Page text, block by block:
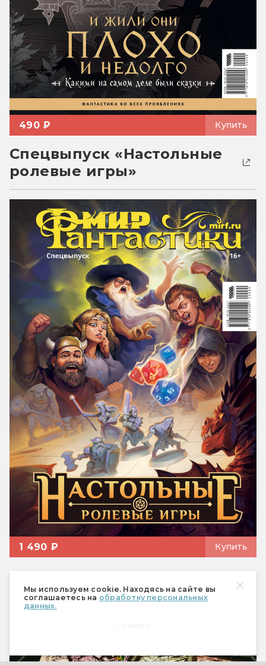
Мы используем cookie. Находясь на сайте вы
соглашаетесь на обработку персональных
данных.
490 ₽ Купить
Спецвыпуск «Настольные
ролевые игры»
1 490 ₽ Купить
Статьи